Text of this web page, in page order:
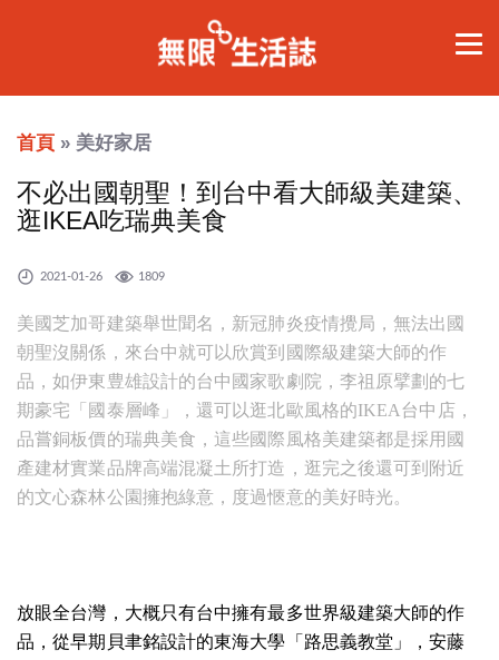
首頁 » 美好家居
不必出國朝聖！到台中看大師級美建築、
逛IKEA吃瑞典美食
2021-01-26 1809
美國芝加哥建築舉世聞名，新冠肺炎疫情攪局，無法出國
朝聖沒關係，來台中就可以欣賞到國際級建築大師的作
品，如伊東豊雄設計的台中國家歌劇院，李祖原擘劃的七
期豪宅「國泰層峰」，還可以逛北歐風格的IKEA台中店，
品嘗銅板價的瑞典美食，這些國際風格美建築都是採用國
產建材實業品牌高端混凝土所打造，逛完之後還可到附近
的文心森林公園擁抱綠意，度過愜意的美好時光。
放眼全台灣，大概只有台中擁有最多世界級建築大師的作
品，從早期貝聿銘設計的東海大學「路思義教堂」，安藤